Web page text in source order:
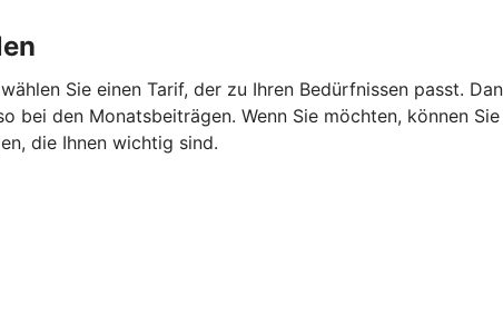
Sie einen Tarif, der zu Ihren Bedürfnissen passt.
bei den Monatsbeiträgen. Wenn Sie möchten, können
die Ihnen wichtig sind.